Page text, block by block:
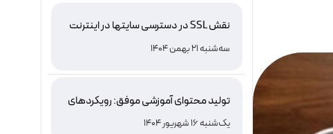
نقش SSL در دسترسی سایتها در اینترنت
ملی ایران و باور غلط درباره دامنه های IR
سه‌شنبه 21 بهمن 1404
تولید محتوای آموزشی موفق: رویکردهای
نوین و اثربخش
یک‌شنبه 16 شهریور 1404